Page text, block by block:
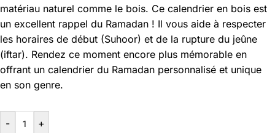
matériau naturel comme le bois. Ce calendrier en bois est
un excellent rappel du Ramadan ! Il vous aide à respecter
les horaires de début (Suhoor) et de la rupture du jeûne
(iftar). Rendez ce moment encore plus mémorable en
offrant un calendrier du Ramadan personnalisé et unique
en son genre.
- +